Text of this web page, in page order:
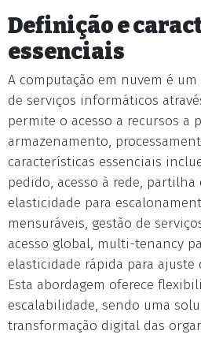
Definição e
essenciais
A computação em nuvem é
de serviços informáticos
permite o acesso a recursos a
armazenamento,
características essenciais
pedido, acesso à rede, partilha
elasticidade para
mensuráveis, gestão de
acesso global, multi-tenancy
elasticidade rápida para ajuste
Esta abordagem oferece
escalabilidade, sendo uma
transformação digital das